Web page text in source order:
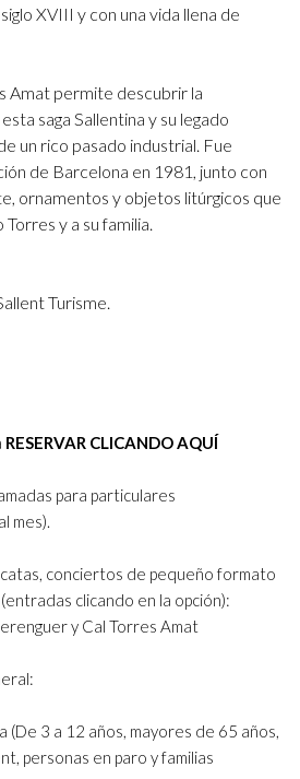
XVIII y con una vida llena de
Amat permite descubrir la
saga Sallentina y su legado
un rico pasado industrial. Fue
de Barcelona en 1981, junto con
ornamentos y objetos litúrgicos que
y a su familia.
Turisme.
RESERVAR CLICANDO AQUÍ
para particulares
mes).
conciertos de pequeño formato
(entradas clicando en la opción):
y Cal Torres Amat
3 a 12 años, mayores de 65 años,
personas en paro y familias